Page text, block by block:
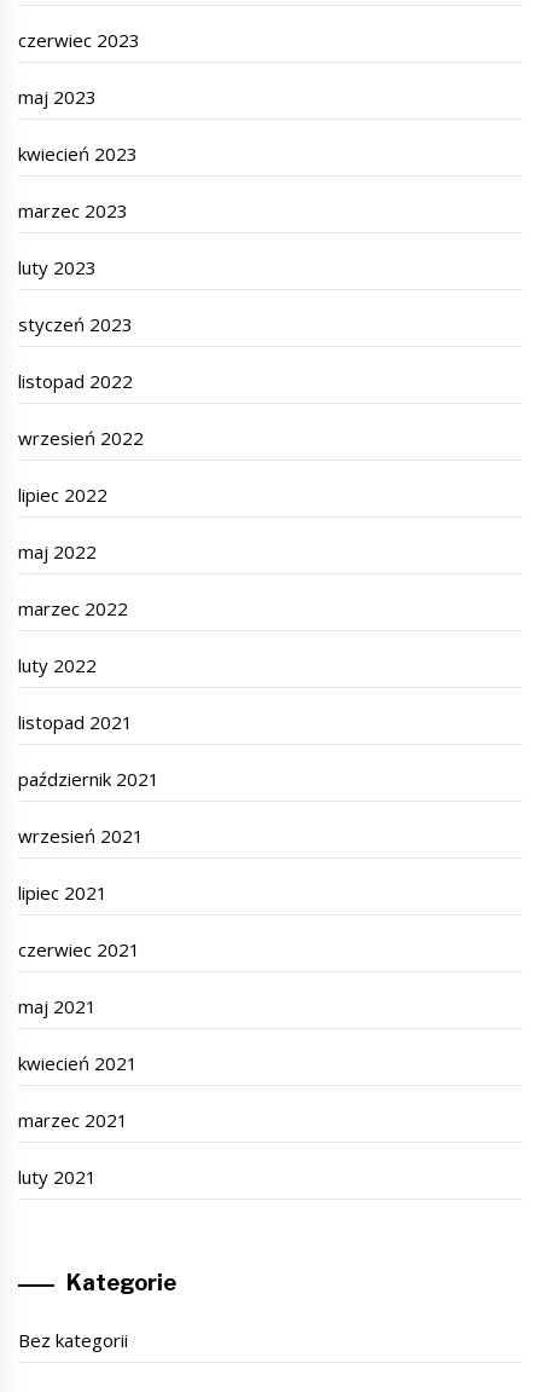
czerwiec 2023
maj 2023
kwiecień 2023
marzec 2023
luty 2023
styczeń 2023
listopad 2022
wrzesień 2022
lipiec 2022
maj 2022
marzec 2022
luty 2022
listopad 2021
październik 2021
wrzesień 2021
lipiec 2021
czerwiec 2021
maj 2021
kwiecień 2021
marzec 2021
luty 2021
Kategorie
Bez kategorii